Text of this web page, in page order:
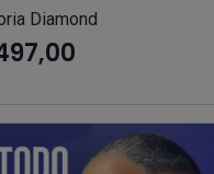
Diamond